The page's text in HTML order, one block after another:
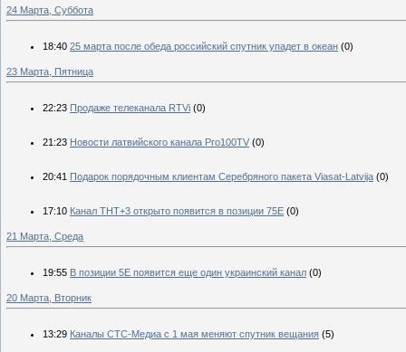
24 Марта, Суббота
18:40 25 марта после обеда российский спутник упадет в океан (0)
23 Марта, Пятница
22:23 Продаже телеканала RTVi (0)
21:23 Новости латвийского канала Pro100TV (0)
20:41 Подарок порядочным клиентам Серебряного пакета Viasat-Latvija (0)
17:10 Канал THT+3 открыто появится в позиции 75Е (0)
21 Марта, Среда
19:55 В позиции 5Е появится еще один украинский канал (0)
20 Марта, Вторник
13:29 Каналы СТС-Медиа с 1 мая меняют спутник вещания (5)